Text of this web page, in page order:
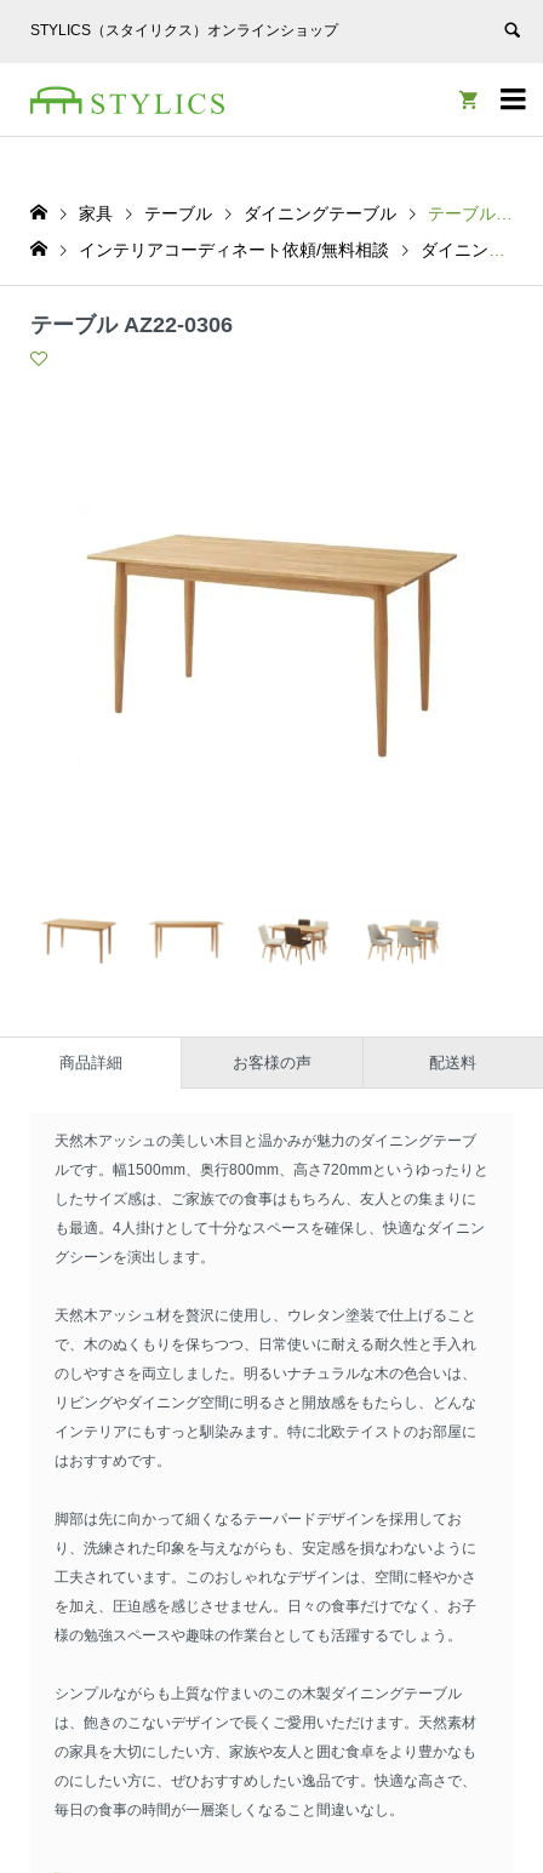
STYLICS（スタイリクス）オンラインショップ


家具 テーブル ダイニングテーブル
テーブル AZ22-0306
インテリアコーディネート依頼/無料相談
ダイニングテーブル
テーブル AZ22-0306
商品詳細 お客様の声 配送料
天然木アッシュの美しい木目と温かみが魅力のダイニングテーブ
ルです。幅1500mm、奥行800mm、高さ720mmというゆったりと
したサイズ感は、ご家族での食事はもちろん、友人との集まりに
も最適。4人掛けとして十分なスペースを確保し、快適なダイニン
グシーンを演出します。
天然木アッシュ材を贅沢に使用し、ウレタン塗装で仕上げること
で、木のぬくもりを保ちつつ、日常使いに耐える耐久性と手入れ
のしやすさを両立しました。明るいナチュラルな木の色合いは、
リビングやダイニング空間に明るさと開放感をもたらし、どんな
インテリアにもすっと馴染みます。特に北欧テイストのお部屋に
はおすすめです。
脚部は先に向かって細くなるテーパードデザインを採用してお
り、洗練された印象を与えながらも、安定感を損なわないように
工夫されています。このおしゃれなデザインは、空間に軽やかさ
を加え、圧迫感を感じさせません。日々の食事だけでなく、お子
様の勉強スペースや趣味の作業台としても活躍するでしょう。
シンプルながらも上質な佇まいのこの木製ダイニングテーブル
は、飽きのこないデザインで長くご愛用いただけます。天然素材
の家具を大切にしたい方、家族や友人と囲む食卓をより豊かなも
のにしたい方に、ぜひおすすめしたい逸品です。快適な高さで、
毎日の食事の時間が一層楽しくなること間違いなし。